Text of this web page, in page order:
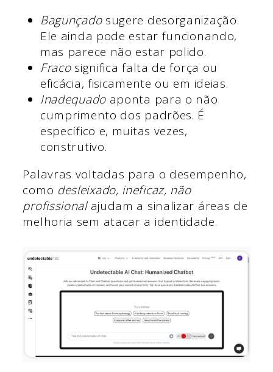
Bagunçadosugere desorganização.
Ele ainda pode estar funcionando,
mas parece não estar polido.
Fracosignifica falta de força ou
eficácia, fisicamente ou em ideias.
Inadequadoaponta para o não
cumprimento dos padrões. É
específico e, muitas vezes,
construtivo.
Palavras voltadas para o desempenho,
como desleixado, ineficaz, não
profissionalajudam a sinalizar áreas de
melhoria sem atacar a identidade.